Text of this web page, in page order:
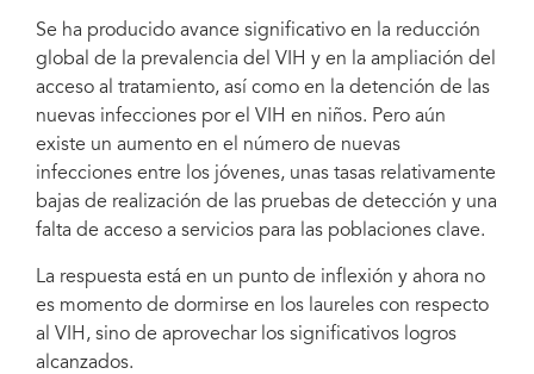
Se ha producido avance significativo en la reducción
global de la prevalencia del VIH y en la ampliación del
acceso al tratamiento, así como en la detención de las
nuevas infecciones por el VIH en niños. Pero aún
existe un aumento en el número de nuevas
infecciones entre los jóvenes, unas tasas relativamente
bajas de realización de las pruebas de detección y una
falta de acceso a servicios para las poblaciones clave.
La respuesta está en un punto de inflexión y ahora no
es momento de dormirse en los laureles con respecto
al VIH, sino de aprovechar los significativos logros
alcanzados.